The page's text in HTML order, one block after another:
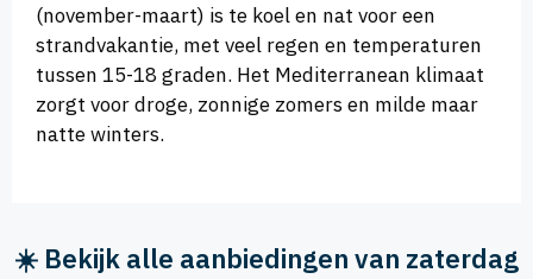
(november-maart) is te koel en nat voor een
strandvakantie, met veel regen en temperaturen
tussen 15-18 graden. Het Mediterranean klimaat
zorgt voor droge, zonnige zomers en milde maar
natte winters.
☀️ Bekijk alle aanbiedingen van zaterdag